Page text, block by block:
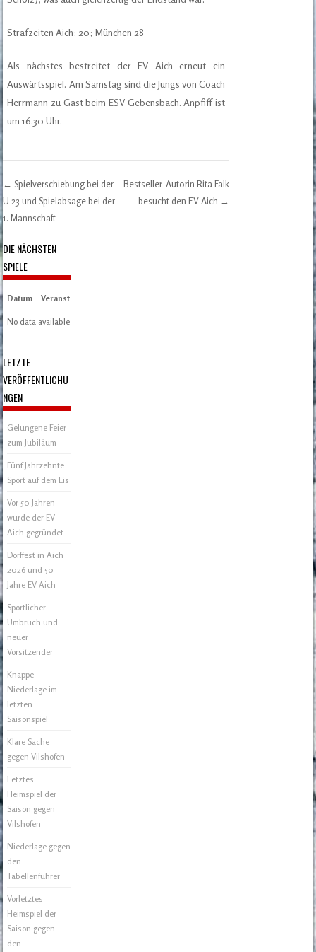
Strafzeiten Aich: 20; München 28
Als nächstes bestreitet der EV Aich erneut ein
Auswärtsspiel. Am Samstag sind die Jungs von Coach
Herrmann zu Gast beim ESV Gebensbach. Anpfiff ist
um 16.30 Uhr.
Post navigation
← Spielverschiebung bei der
U 23 und Spielabsage bei der
1. Mannschaft
Bestseller-Autorin Rita Falk
besucht den EV Aich →
DIE NÄCHSTEN
SPIELE
Datum Veranstaltung
No data available in table
LETZTE
VERÖFFENTLICHU
NGEN
Gelungene Feier
zum Jubiläum
Fünf Jahrzehnte
Sport auf dem Eis
Vor 50 Jahren
wurde der EV
Aich gegründet
Dorffest in Aich
2026 und 50
Jahre EV Aich
Sportlicher
Umbruch und
neuer
Vorsitzender
Knappe
Niederlage im
letzten
Saisonspiel
Klare Sache
gegen Vilshofen
Letztes
Heimspiel der
Saison gegen
Vilshofen
Niederlage gegen
den
Tabellenführer
Vorletztes
Heimspiel der
Saison gegen
den